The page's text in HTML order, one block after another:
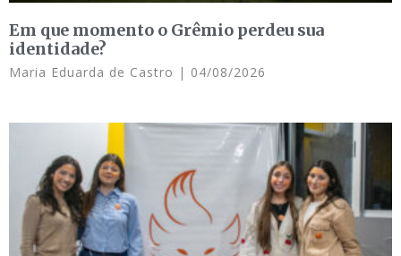
Em que momento o Grêmio perdeu sua
identidade?
Maria Eduarda de Castro 04/08/2026